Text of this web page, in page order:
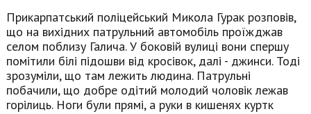
Прикарпатський поліцейський Микола Гурак розповів,
що на вихідних патрульний автомобіль проїжджав
селом поблизу Галича. У боковій вулиці вони спершу
помітили білі підошви від кросівок, далі - джинси. Тоді
зрозуміли, що там лежить людина. Патрульні
побачили, що добре одітий молодий чоловік лежав
горілиць. Ноги були прямі, а руки в кишенях куртк